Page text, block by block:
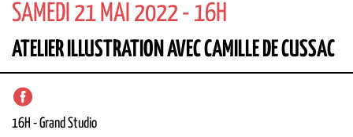
SAMEDI 21 MAI 2022 - 16H
ATELIER ILLUSTRATION AVEC CAMILLE DE CUSSAC
16H -Grand Studio